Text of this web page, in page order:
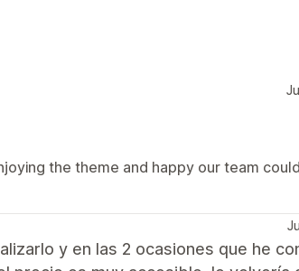
the theme and happy our team
y en las 2 ocasiones que he